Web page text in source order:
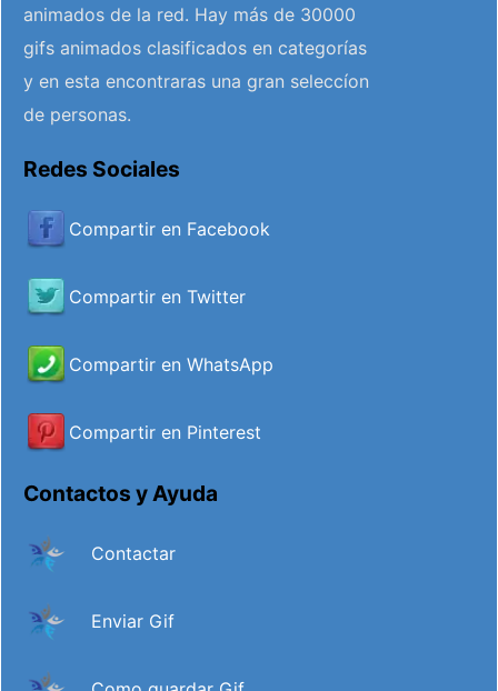
animados de la red. Hay más de 30000
gifs animados clasificados en categorías
y en esta encontraras una gran seleccíon
de personas.
Redes Sociales
Compartir en Facebook
Compartir en Twitter
Compartir en WhatsApp
Compartir en Pinterest
Contactos y Ayuda
Contactar
Enviar Gif